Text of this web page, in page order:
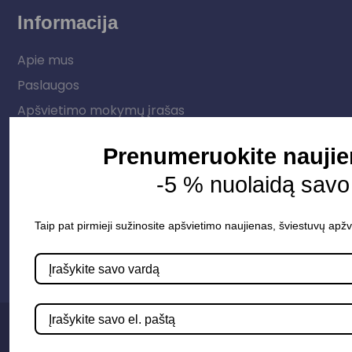
Informacija
Apie mus
Paslaugos
Apšvietimo mokymų įrašas
info@apsvietimoprojektavimas.lt
+3706 279 7213
Prenumeruokite
-5 % nuolaidą
Taip pat pirmieji sužinosite apšvietimo naujienas, šviestuvų